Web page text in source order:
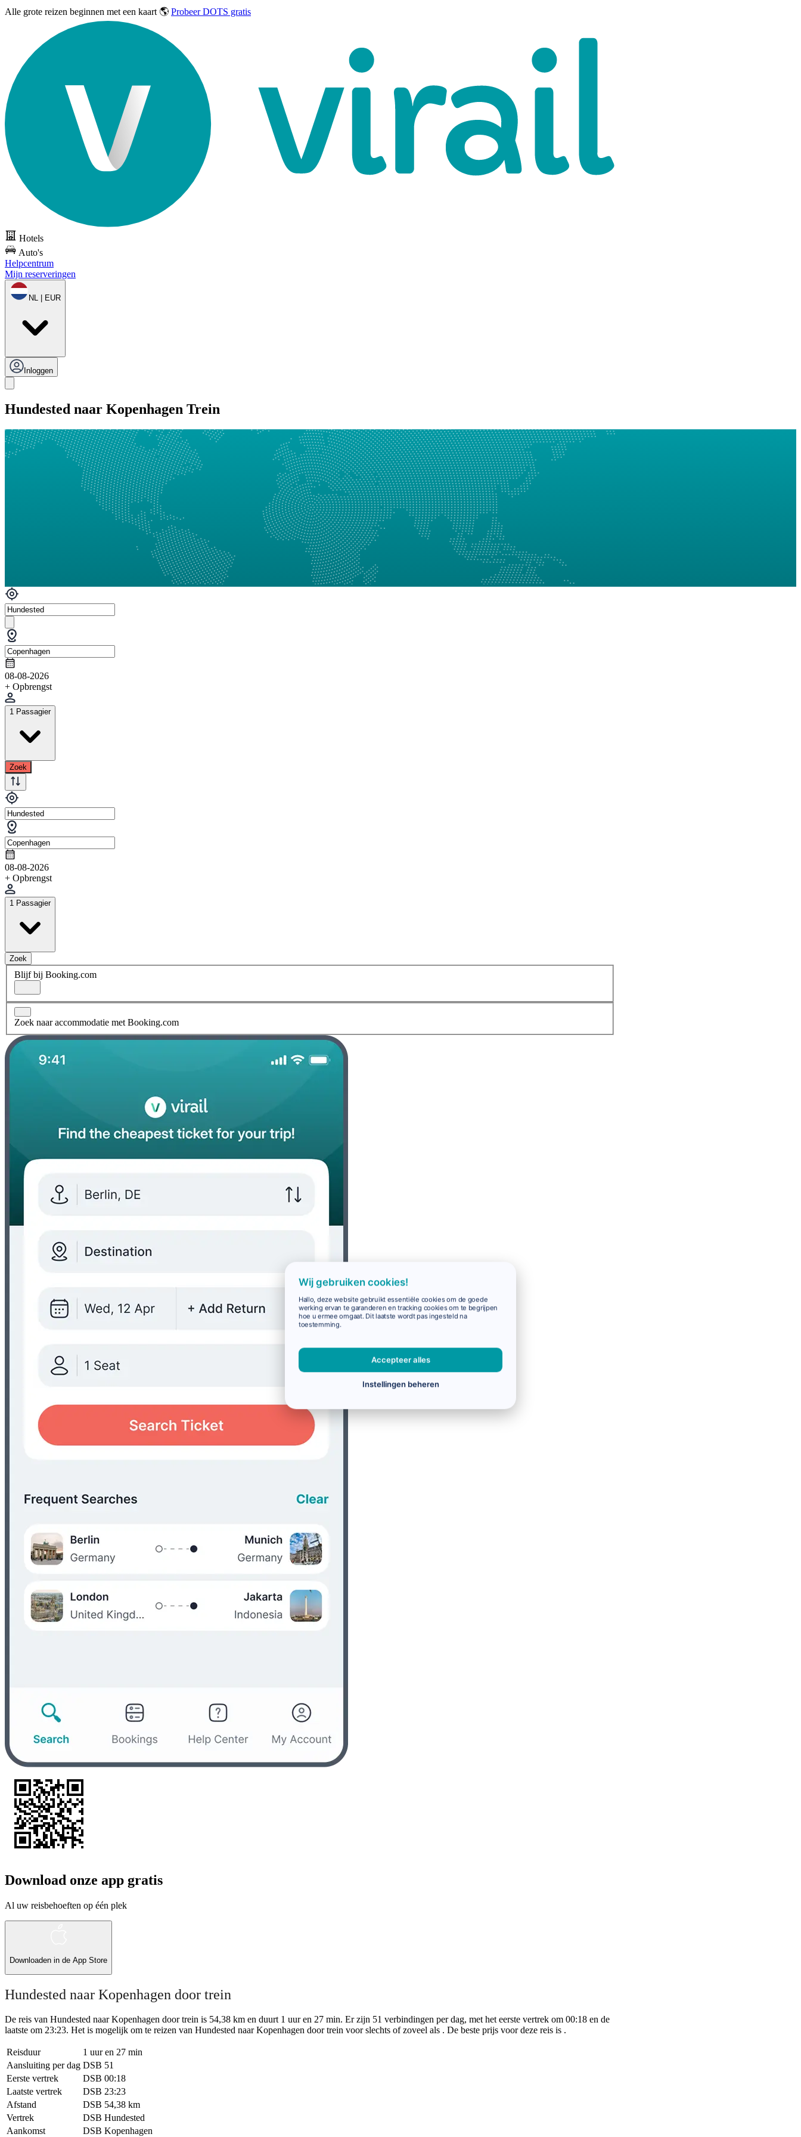
Alle grote reizen beginnen met een kaart 🌎 Probeer DOTS gratis
Hotels
Auto's
Helpcentrum
Mijn reserveringen
NL | EUR
Inloggen
Hundested naar Kopenhagen Trein
08-08-2026
+ Opbrengst
1 Passagier
Zoek
08-08-2026
+ Opbrengst
1 Passagier
Zoek
Blijf bij Booking.com
Zoek naar accommodatie met Booking.com
Download onze app gratis
Al uw reisbehoeften op één plek
Downloaden in de App Store
Hundested naar Kopenhagen door trein
De reis van Hundested naar Kopenhagen door trein is 54,38 km en duurt 1 uur en 27 min. Er zijn 51 verbindingen per dag, met het eerste vertrek om 00:18 en de
laatste om 23:23. Het is mogelijk om te reizen van Hundested naar Kopenhagen door trein voor slechts of zoveel als . De beste prijs voor deze reis is .
Reisduur
1 uur en 27 min
Aansluiting per dag DSB 51
Eerste vertrek
DSB 00:18
Laatste vertrek
DSB 23:23
Afstand
DSB 54,38 km
Vertrek
DSB Hundested
Aankomst
DSB Kopenhagen
Wij gebruiken cookies!
Hallo, deze website gebruikt essentiële cookies om de goede
werking ervan te garanderen en tracking cookies om te begrijpen
hoe u ermee omgaat. Dit laatste wordt pas ingesteld na
toestemming.
Accepteer alles
Instellingen beheren